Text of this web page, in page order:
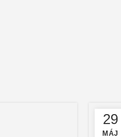
29
MÁJ